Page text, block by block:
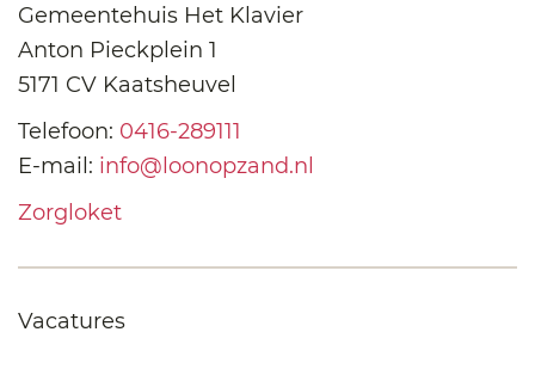
Gemeentehuis Het Klavier
Anton Pieckplein 1
5171 CV Kaatsheuvel
Telefoon: 0416-289111
E-mail: info@loonopzand.nl
Zorgloket
Vacatures